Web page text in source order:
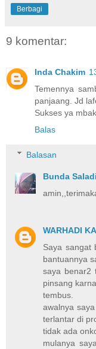
Berbagi
9 komentar:
Inda Chakim
Temennya
panjaang. Jd
Sukses ya
Balas
Balasan
Bunda
WARHADI
Saya sangat
bantuannya
saya benar2
pinsang
tembus.
awalnya
terlantar di
tidak ada
mulanya